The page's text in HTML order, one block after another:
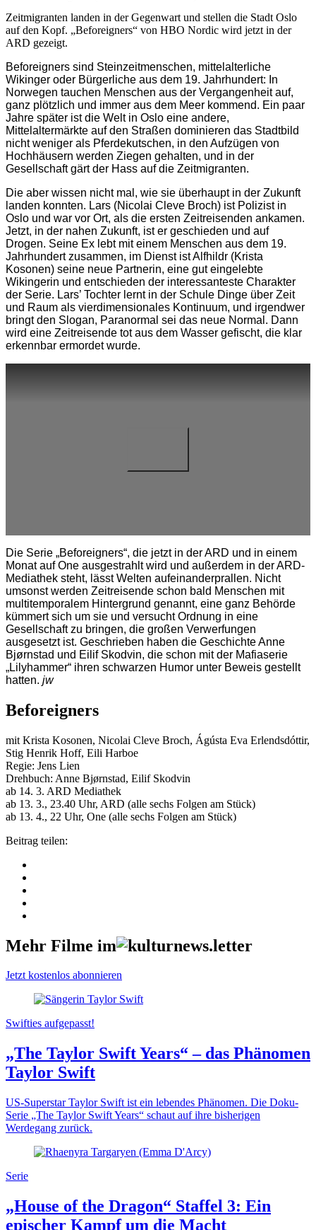
Zeitmigranten landen in der Gegenwart und stellen die Stadt Oslo
auf den Kopf. „Beforeigners“ von HBO Nordic wird jetzt in der
ARD gezeigt.
Beforeigners sind Steinzeitmenschen, mittelalterliche
Wikinger oder Bürgerliche aus dem 19. Jahrhundert: In
Norwegen tauchen Menschen aus der Vergangenheit auf,
ganz plötzlich und immer aus dem Meer kommend. Ein paar
Jahre später ist die Welt in Oslo eine andere,
Mittelaltermärkte auf den Straßen dominieren das Stadtbild
nicht weniger als Pferdekutschen, in den Aufzügen von
Hochhäusern werden Ziegen gehalten, und in der
Gesellschaft gärt der Hass auf die Zeitmigranten.
Die aber wissen nicht mal, wie sie überhaupt in der Zukunft
landen konnten. Lars (Nicolai Cleve Broch) ist Polizist in
Oslo und war vor Ort, als die ersten Zeitreisenden ankamen.
Jetzt, in der nahen Zukunft, ist er geschieden und auf
Drogen. Seine Ex lebt mit einem Menschen aus dem 19.
Jahrhundert zusammen, im Dienst ist Alfhildr (Krista
Kosonen) seine neue Partnerin, eine gut eingelebte
Wikingerin und entschieden der interessanteste Charakter
der Serie. Lars’ Tochter lernt in der Schule Dinge über Zeit
und Raum als vierdimensionales Kontinuum, und irgendwer
bringt den Slogan, Paranormal sei das neue Normal. Dann
wird eine Zeitreisende tot aus dem Wasser gefischt, die klar
erkennbar ermordet wurde.
Die Serie „Beforeigners“, die jetzt in der ARD und in einem
Monat auf One ausgestrahlt wird und außerdem in der ARD-
Mediathek steht, lässt Welten aufeinanderprallen. Nicht
umsonst werden Zeitreisende schon bald Menschen mit
multitemporalem Hintergrund genannt, eine ganz Behörde
kümmert sich um sie und versucht Ordnung in eine
Gesellschaft zu bringen, die großen Verwerfungen
ausgesetzt ist. Geschrieben haben die Geschichte Anne
Bjørnstad und Eilif Skodvin, die schon mit der Mafiaserie
„Lilyhammer“ ihren schwarzen Humor unter Beweis gestellt
hatten. jw
Beforeigners
mit Krista Kosonen, Nicolai Cleve Broch, Ágústa Eva Erlendsdóttir,
Stig Henrik Hoff, Eili Harboe
Regie: Jens Lien
Drehbuch: Anne Bjørnstad, Eilif Skodvin
ab 14. 3. ARD Mediathek
ab 13. 3., 23.40 Uhr, ARD (alle sechs Folgen am Stück)
ab 13. 4., 22 Uhr, One (alle sechs Folgen am Stück)
Beitrag teilen:
Mehr Filme im
Jetzt kostenlos abonnieren
Swifties aufgepasst!
„The Taylor Swift Years“ – das Phänomen
Taylor Swift
US-Superstar Taylor Swift ist ein lebendes Phänomen. Die Doku-
Serie „The Taylor Swift Years“ schaut auf ihre bisherigen
Werdegang zurück.
Serie
„House of the Dragon“ Staffel 3: Ein
epischer Kampf um die Macht